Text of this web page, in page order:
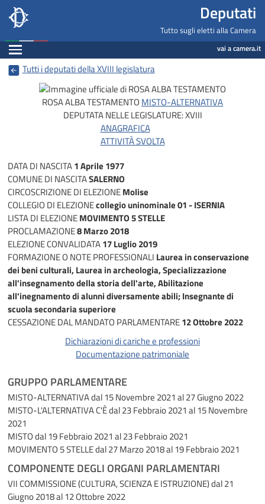
Deputati, Camera dei Deputati -
Salta al contenuto principale
Salta al menu di navigazione Deputati
Tutto sugli eletti alla Camera
Espandi vai a camera.it
Tutti i deputati della XVIII legislatura
ROSA ALBA TESTAMENTO MISTO-ALTERNATIVA
DEPUTATA NELLE LEGISLATURE:XVIII
ANAGRAFICA
ATTIVITÀ SVOLTA
DATA DI NASCITA1 Aprile 1977
COMUNE DI NASCITASALERNO
CIRCOSCRIZIONE DI ELEZIONEMolise
COLLEGIO DI ELEZIONEcollegio uninominale 01 - ISERNIA
LISTA DI ELEZIONEMOVIMENTO 5 STELLE
PROCLAMAZIONE8 Marzo 2018
ELEZIONE CONVALIDATA17 Luglio 2019
FORMAZIONE O NOTE PROFESSIONALI Laurea in conservazione
dei beni culturali, Laurea in archeologia, Specializzazione
all'insegnamento della storia dell'arte, Abilitazione
all'inegnamento di alunni diversamente abili; Insegnante di
scuola secondaria superiore
CESSAZIONE DAL MANDATO PARLAMENTARE12 Ottobre 2022
Dichiarazioni di cariche e professioni
Documentazione patrimoniale
GRUPPO PARLAMENTARE
MISTO-ALTERNATIVAdal 15 Novembre 2021 al 27 Giugno 2022
MISTO-L'ALTERNATIVA C'Èdal 23 Febbraio 2021 al 15 Novembre
2021
MISTOdal 19 Febbraio 2021 al 23 Febbraio 2021
MOVIMENTO 5 STELLEdal 27 Marzo 2018 al 19 Febbraio 2021
COMPONENTE DEGLI ORGANI PARLAMENTARI
VII COMMISSIONE (CULTURA, SCIENZA E ISTRUZIONE)dal 21
Giugno 2018 al 12 Ottobre 2022
Navigazione pagine di servizio
Fine pagina
Salta al contenuto principale
Salta al menu di navigazione
Vai a inizio pagina